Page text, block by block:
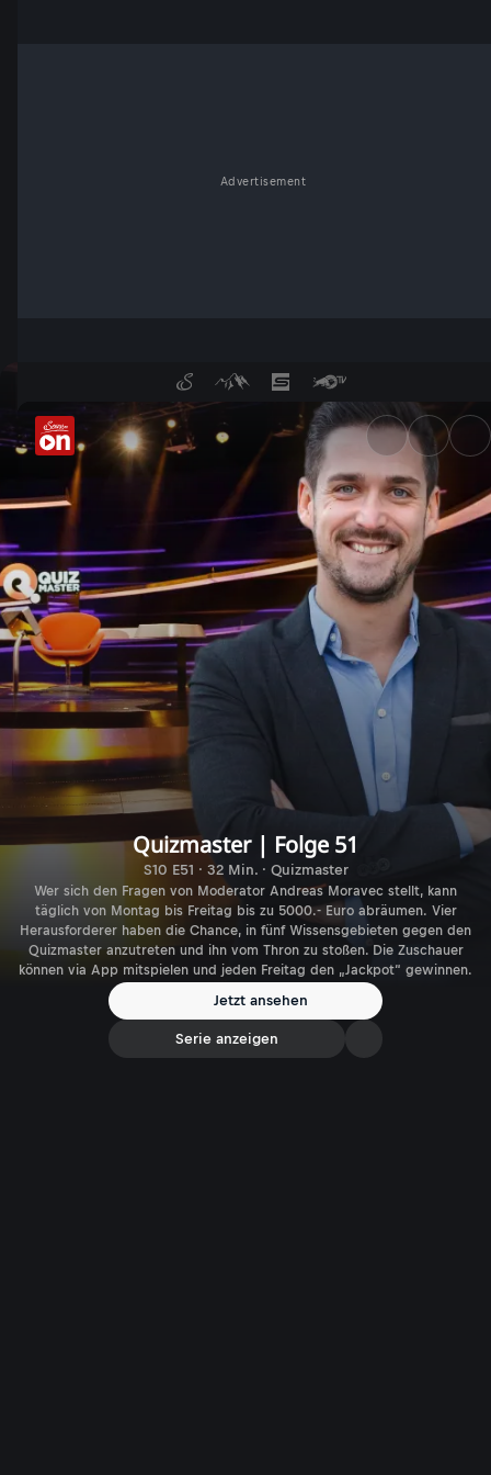
Advertisement
Quizmaster | Folge 51 -
Quizmaster | Folge 51
S10 E51 · 32 Min. · Quizmaster
Wer sich den Fragen von Moderator Andreas Moravec stellt, kann
täglich von Montag bis Freitag bis zu 5000.- Euro abräumen. Vier
Herausforderer haben die Chance, in fünf Wissensgebieten gegen den
Quizmaster anzutreten und ihn vom Thron zu stoßen. Die Zuschauer
können via App mitspielen und jeden Freitag den „Jackpot“ gewinnen.
Jetzt ansehen
Serie anzeigen